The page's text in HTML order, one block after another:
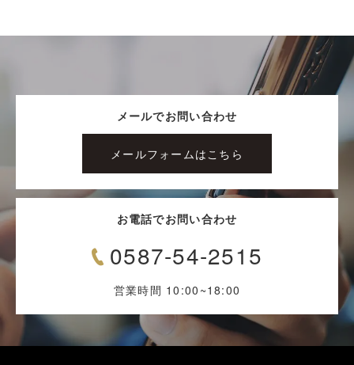
メールでお問い合わせ
メールフォームはこちら
お電話でお問い合わせ
0587-54-2515
営業時間 10:00~18:00